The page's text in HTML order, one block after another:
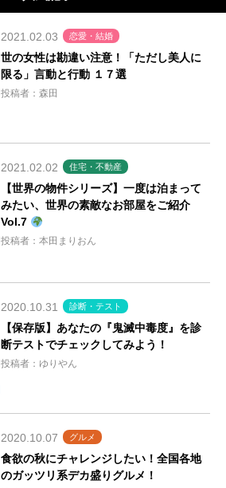
2021.02.03 恋愛・結婚
世の女性は勘違い注意！「ただし美人に
限る」言動と行動 １７選
投稿者：森田
2021.02.02 住宅・不動産
【世界の物件シリーズ】一度は泊まって
みたい、世界の素敵なお部屋をご紹介
Vol.7
投稿者：本田まりおん
2020.10.31 診断・テスト
【保存版】あなたの『鬼滅中毒度』を診
断テストでチェックしてみよう！
投稿者：ゆりやん
2020.10.07 グルメ
食欲の秋にチャレンジしたい！全国各地
のガッツリ系デカ盛りグルメ！